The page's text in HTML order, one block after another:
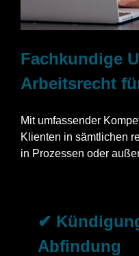
Fachkundige
Arbeitsrecht
Mit umfassender
Klienten in sämtlichen
in Prozessen oder
✔
Abfindung